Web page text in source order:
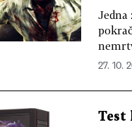
27. 10.
Test